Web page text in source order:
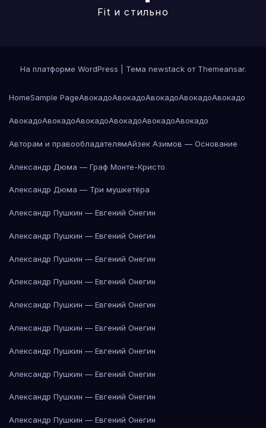
Fit и стильно
На платформе WordPress Тема newstack от Themeansar.
HomeSample PageАвокадоАвокадоАвокадоАвокадоАвокадо
АвокадоАвокадоАвокадоАвокадоАвокадоАвокадо
Авторам и правообладателямАйзек Азимов — Основание
Александр Дюма — Граф Монте-Кристо
Александр Дюма — Три мушкетёра
Александр Пушкин — Евгений Онегин
Александр Пушкин — Евгений Онегин
Александр Пушкин — Евгений Онегин
Александр Пушкин — Евгений Онегин
Александр Пушкин — Евгений Онегин
Александр Пушкин — Евгений Онегин
Александр Пушкин — Евгений Онегин
Александр Пушкин — Евгений Онегин
Александр Пушкин — Евгений Онегин
Александр Пушкин — Евгений Онегин